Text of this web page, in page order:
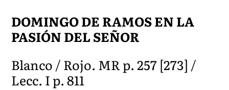
DOMINGO DE RAMOS EN LA
PASIÓN DEL SEÑOR
Blanco / Rojo. MR p. 257 [273] /
Lecc. I p. 811